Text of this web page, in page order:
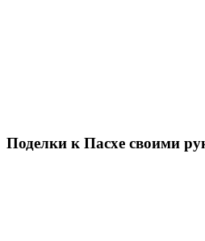
Поделки к Пасхе своими